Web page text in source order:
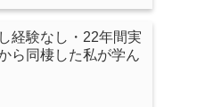
経験なし・22年間実
ら同棲した私が学ん